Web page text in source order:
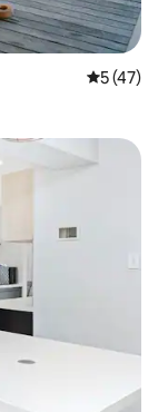
5 av 5 i
5 (47)